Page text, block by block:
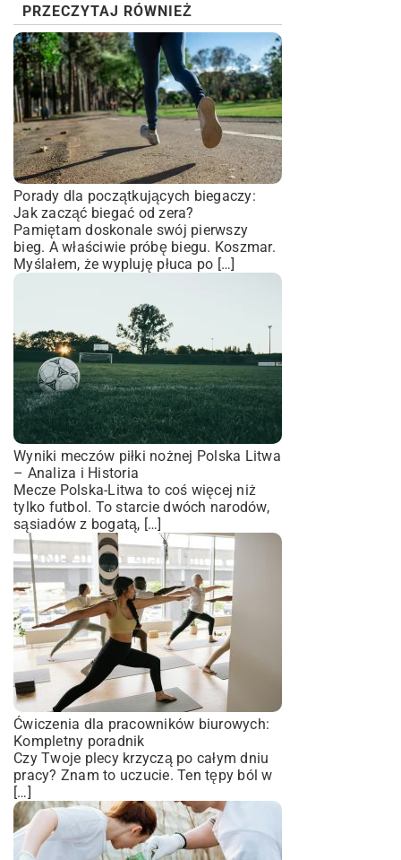
PRZECZYTAJ RÓWNIEŻ
Porady dla początkujących biegaczy:
Jak zacząć biegać od zera?
Pamiętam doskonale swój pierwszy
bieg. A właściwie próbę biegu. Koszmar.
Myślałem, że wypluję płuca po […]
Wyniki meczów piłki nożnej Polska Litwa
– Analiza i Historia
Mecze Polska-Litwa to coś więcej niż
tylko futbol. To starcie dwóch narodów,
sąsiadów z bogatą, […]
Ćwiczenia dla pracowników biurowych:
Kompletny poradnik
Czy Twoje plecy krzyczą po całym dniu
pracy? Znam to uczucie. Ten tępy ból w
[…]